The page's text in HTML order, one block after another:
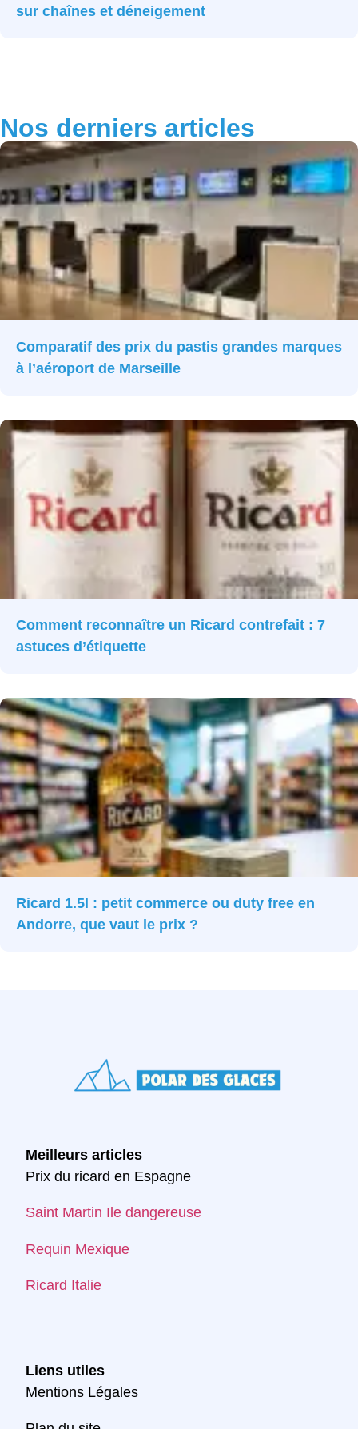
sur chaînes et déneigement
Nos derniers articles
Comparatif des prix du pastis grandes marques
à l’aéroport de Marseille
Comment reconnaître un Ricard contrefait : 7
astuces d’étiquette
Ricard 1.5l : petit commerce ou duty free en
Andorre, que vaut le prix ?
Meilleurs articles
Prix du ricard en Espagne
Saint Martin Ile dangereuse
Requin Mexique
Ricard Italie
Liens utiles
Mentions Légales